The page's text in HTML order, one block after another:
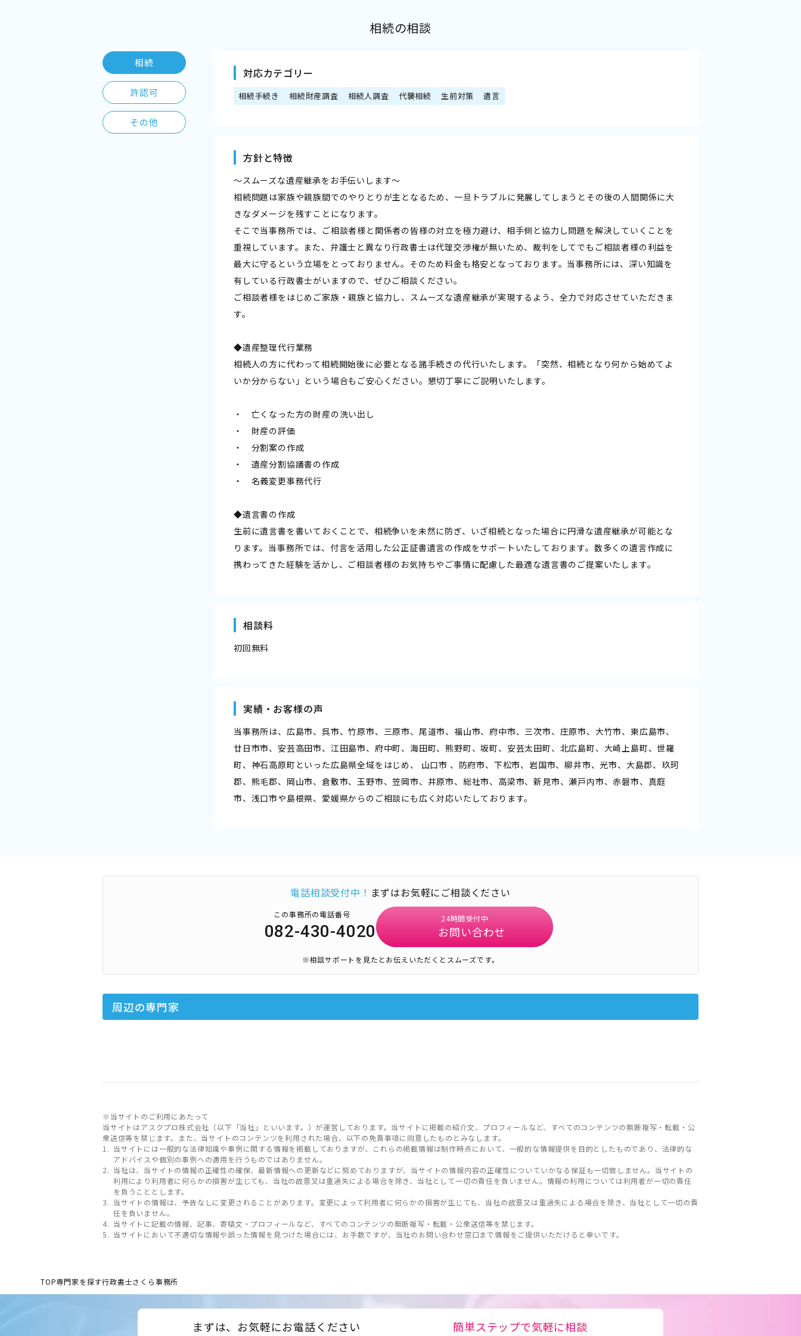
相続の相談
相続
許認可
その他
対応カテゴリー
相続手続き 相続財産調査 相続人調査 代襲相続 生前対策 遺言
方針と特徴
～スムーズな遺産継承をお手伝いします～
相続問題は家族や親族間でのやりとりが主となるため、一旦トラブルに発展してしまうとその後の人間関係に大
きなダメージを残すことになります。
そこで当事務所では、ご相談者様と関係者の皆様の対立を極力避け、相手側と協力し問題を解決していくことを
重視しています。また、弁護士と異なり行政書士は代理交渉権が無いため、裁判をしてでもご相談者様の利益を
最大に守るという立場をとっておりません。そのため料金も格安となっております。当事務所には、深い知識を
有している行政書士がいますので、ぜひご相談ください。
ご相談者様をはじめご家族・親族と協力し、スムーズな遺産継承が実現するよう、全力で対応させていただきま
す。
◆遺産整理代行業務
相続人の方に代わって相続開始後に必要となる諸手続きの代行いたします。「突然、相続となり何から始めてよ
いか分からない」という場合もご安心ください。懇切丁寧にご説明いたします。
・ 亡くなった方の財産の洗い出し
・ 財産の評価
・ 分割案の作成
・ 遺産分割協議書の作成
・ 名義変更事務代行
◆遺言書の作成
生前に遺言書を書いておくことで、相続争いを未然に防ぎ、いざ相続となった場合に円滑な遺産継承が可能とな
ります。当事務所では、付言を活用した公正証書遺言の作成をサポートいたしております。数多くの遺言作成に
携わってきた経験を活かし、ご相談者様のお気持ちやご事情に配慮した最適な遺言書のご提案いたします。
相談料
初回無料
実績・お客様の声
当事務所は、広島市、呉市、竹原市、三原市、尾道市、福山市、府中市、三次市、庄原市、大竹市、東広島市、
廿日市市、安芸高田市、江田島市、府中町、海田町、熊野町、坂町、安芸太田町、北広島町、大崎上島町、世羅
町、神石高原町といった広島県全域をはじめ、 山口市 、防府市、下松市、岩国市、柳井市、光市、大島郡、玖珂
郡、熊毛郡、岡山市、倉敷市、玉野市、笠岡市、井原市、総社市、高梁市、新見市、瀬戸内市、赤磐市、真庭
市、浅口市や島根県、愛媛県からのご相談にも広く対応いたしております。
電話相談受付中！ まずはお気軽にご相談ください
この事務所の電話番号
082-430-4020
24時間受付中
お問い合わせ
※相談サポートを見たとお伝えいただくとスムーズです。
周辺の専門家
※当サイトのご利用にあたって
当サイトはアスクプロ株式会社（以下「当社」といいます。）が運営しております。当サイトに掲載の紹介文、プロフィールなど、すべてのコンテンツの無断複写・転載・公
衆送信等を禁じます。また、当サイトのコンテンツを利用された場合、以下の免責事項に同意したものとみなします。
当サイトには一般的な法律知識や事例に関する情報を掲載しておりますが、これらの掲載情報は制作時点において、一般的な情報提供を目的としたものであり、法律的な
アドバイスや個別の事例への適用を行うものではありません。
当社は、当サイトの情報の正確性の確保、最新情報への更新などに努めておりますが、当サイトの情報内容の正確性についていかなる保証も一切致しません。当サイトの
利用により利用者に何らかの損害が生じても、当社の故意又は重過失による場合を除き、当社として一切の責任を負いません。情報の利用については利用者が一切の責任
を負うこととします。
当サイトの情報は、予告なしに変更されることがあります。変更によって利用者に何らかの損害が生じても、当社の故意又は重過失による場合を除き、当社として一切の責
任を負いません。
当サイトに記載の情報、記事、寄稿文・プロフィールなど、すべてのコンテンツの無断複写・転載・公衆送信等を禁じます。
当サイトにおいて不適切な情報や誤った情報を見つけた場合には、お手数ですが、当社のお問い合わせ窓口まで情報をご提供いただけると幸いです。
TOP専門家を探す行政書士さくら事務所
まずは、お気軽にお電話ください 簡単ステップで気軽に相談